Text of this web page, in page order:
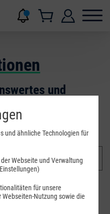
und
und ähnliche Technologien für
Webseite und Verwaltung
für unsere
Nutzung sowie die